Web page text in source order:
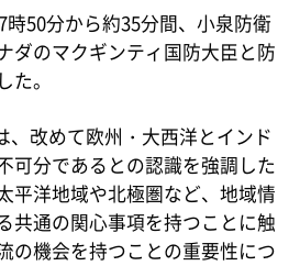
50分から約35分間、小泉防衛
ダのマクギンティ国防大臣と防
。
、改めて欧州・大西洋とインド
可分であるとの認識を強調した
平洋地域や北極圏など、地域情
共通の関心事項を持つことに触
の機会を持つことの重要性につ